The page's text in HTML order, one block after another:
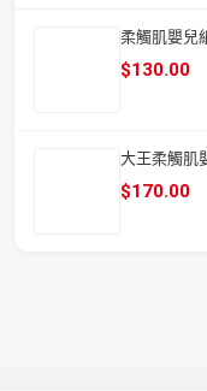
柔觸肌嬰兒
$130.00
大王柔觸肌
$170.00